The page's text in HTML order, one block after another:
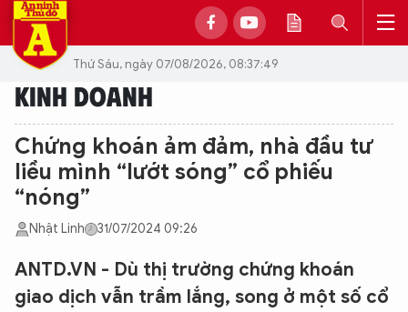
Thứ Sáu, ngày 07/08/2026, 08:37:49
KINH DOANH
Chứng khoán ảm đảm, nhà đầu tư
liều mình “lướt sóng” cổ phiếu
“nóng”
Nhật Linh 31/07/2024 09:26
ANTD.VN - Dù thị trường chứng khoán
giao dịch vẫn trầm lắng, song ở một số cổ